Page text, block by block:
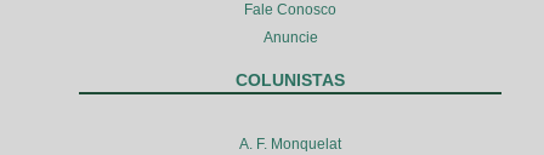
Fale Conosco
Anuncie
COLUNISTAS
A. F. Monquelat